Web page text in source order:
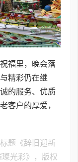
福里，晚会落
精彩仍在继
的服务、优质
客户的厚爱，
题《辞旧迎新
光彩》，版权